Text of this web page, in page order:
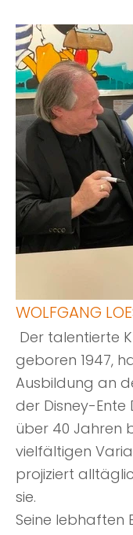
WOLFGANG
Der talentierte
geboren 1947,
Ausbildung an
der Disney-Ente
über 40 Jahren
vielfältigen
projiziert
sie.
Seine lebhaften